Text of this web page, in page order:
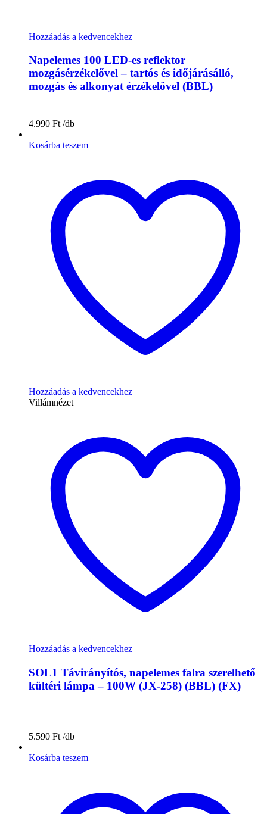
Hozzáadás a kedvencekhez
Napelemes 100 LED-es reflektor
mozgásérzékelővel – tartós és időjárásálló,
mozgás és alkonyat érzékelővel (BBL)
4.990 Ft
Kosárba teszem
Hozzáadás a kedvencekhez
Villámnézet
Hozzáadás a kedvencekhez
SOL1 Távirányítós, napelemes falra szerelhető
kültéri lámpa – 100W (JX-258) (BBL) (FX)
5.590 Ft
Kosárba teszem